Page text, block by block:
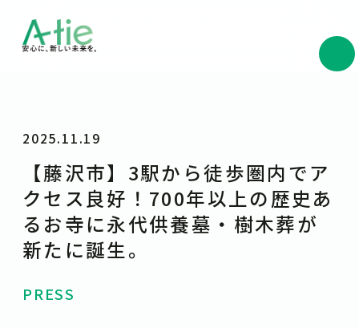
2025.11.19
【藤沢市】3駅から徒歩圏内でア
クセス良好！700年以上の歴史あ
るお寺に永代供養墓・樹木葬が
新たに誕生。
PRESS